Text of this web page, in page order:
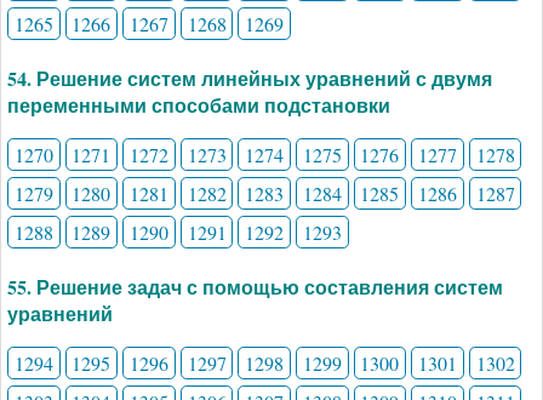
1265
1266 1267 1268 1269
54. Решение систем линейных уравнений с двумя
переменными способами подстановки
1270 1271 1272 1273 1274 1275 1276 1277
1278
1279
1280 1281 1282 1283 1284 1285 1286
1287
1288
1289 1290 1291 1292 1293
55. Решение задач с помощью составления систем
уравнений
1294 1295 1296 1297 1298 1299 1300 1301
1302